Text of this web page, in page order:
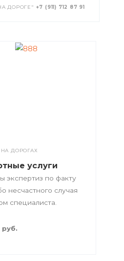
ДОРОГЕ" +7 (911) 712 87 91
ДОРОГАХ
услуги
экспертиз по факту
несчастного случая
специалиста.
руб.